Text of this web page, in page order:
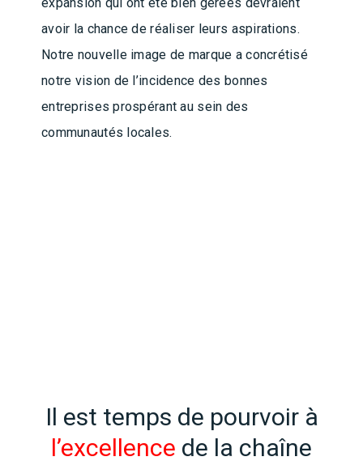
avoir la chance de réaliser leurs aspirations.
Notre nouvelle image de marque a concrétisé
notre vision de l’incidence des bonnes
entreprises prospérant au sein des
communautés locales.
Il est temps de pourvoir à
l’excellence de la chaîne